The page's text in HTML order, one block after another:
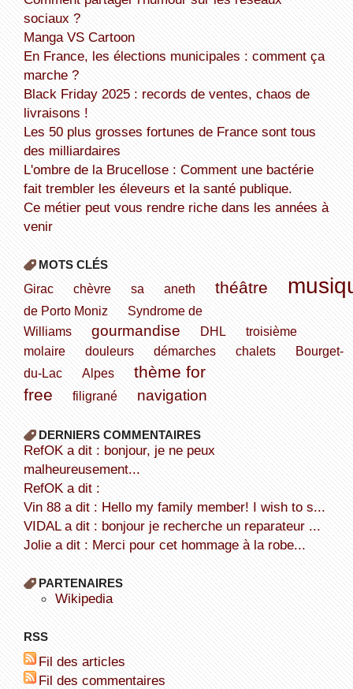
sociaux ?
Manga VS Cartoon
En France, les élections municipales : comment ça
marche ?
Black Friday 2025 : records de ventes, chaos de
livraisons !
Les 50 plus grosses fortunes de France sont tous
des milliardaires
L'ombre de la Brucellose : Comment une bactérie
fait trembler les éleveurs et la santé publique.
Ce métier peut vous rendre riche dans les années à
venir
MOTS CLÉS
Girac chèvre sa aneth théâtre
de Porto Moniz
Syndrome de
Williams
gourmandise DHL
troisième
molaire
douleurs démarches chalets
Bourget-
du-Lac
Alpes
thème for
free
filigrané navigation
DERNIERS COMMENTAIRES
refOK a dit : bonjour, je ne peux
malheureusement...
refOK a dit :
Vin 88 a dit : Hello my family member! I wish to s...
VIDAL a dit : bonjour je recherche un reparateur ...
Jolie a dit : Merci pour cet hommage à la robe...
PARTENAIRES
wikipedia
RSS
Fil des articles
Fil des commentaires